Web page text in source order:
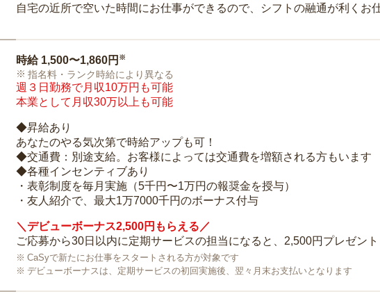
自宅の近所で空いた時間にお仕事ができるので、シフトの融通が利くお
時給 1,500〜1,860円 ※
指名料・ランク時給により異なる
週３日勤務で月収10万円も可能
本業として月収30万以上も可能
◆昇給あり
あなたのやる気次第で時給アップも可！
◆交通費：別途支給。お客様によっては交通費を増額される方もいます
◆各種インセンティブあり
・表彰制度を毎月実施（5千円〜1万円の報奨金を授与）
・友人紹介で、最大1万7000千円のボーナス付与
＼デビューボーナス2,500円もらえる／
ご応募から30日以内に定期サービスの担当になると、2,500円プレゼント
CaSyで新たにお仕事をスタートされる方が対象です
デビューボーナスは、定期サービスの初回実施後、翌々月末お支払いとなります